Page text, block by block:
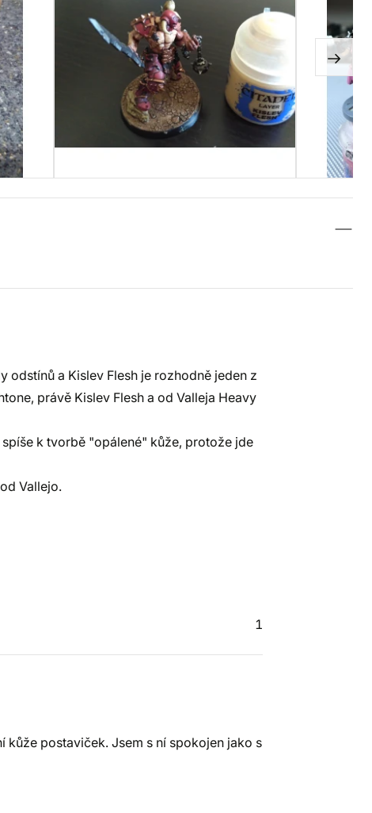
odstínů a Kislev Flesh je rozhodně jeden z
právě Kislev Flesh a od Valleja Heavy
k tvorbě "opálené" kůže, protože jde
Vallejo.
1
postaviček. Jsem s ní spokojen jako s